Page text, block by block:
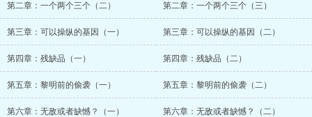
第二章：一个两个三个（二） 第二章：一个两个三个（三）
第三章：可以操纵的基因（一） 第三章：可以操纵的基因（二）
第四章：残缺品（一） 第四章：残缺品（二）
第五章：黎明前的偷袭（一） 第五章：黎明前的偷袭（二）
第六章：无敌或者缺憾？（一） 第六章：无敌或者缺憾？（二）